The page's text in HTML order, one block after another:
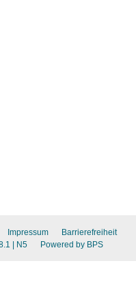
Impressum
Barrierefreiheit
| N5 Powered by BPS